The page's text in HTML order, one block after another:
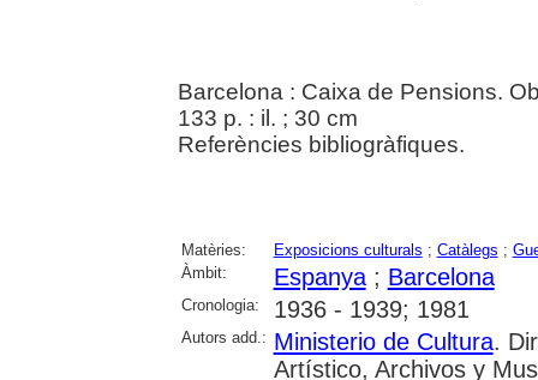
Barcelona : Caixa de Pensions.
133 p. : il. ; 30 cm
Referències bibliogràfiques.
Matèries: Exposicions culturals ; Catàlegs ;
Àmbit:
Espanya; Barcelona
Cronologia: 1936 - 1939; 1981
Autors add.: Ministerio de Cultura.
Artístico, Archivos y